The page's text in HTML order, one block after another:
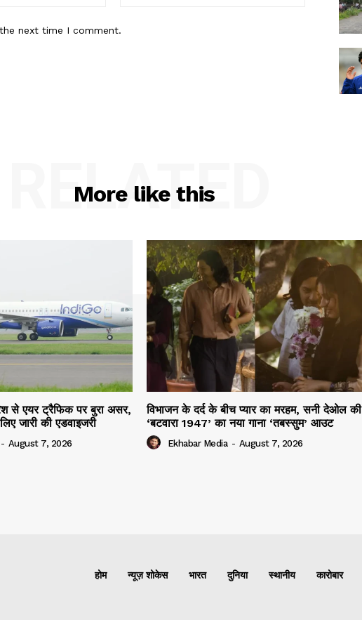
next time I comment.
More like this
RELATED
से एयर ट्रैफिक पर बुरा असर,
जारी की एडवाइजरी
- August 7, 2026
विभाजन के दर्द के बीच प्यार का मरहम, सनी देओल की
‘बटवारा 1947’ का नया गाना ‘तबस्सुम’ आउट
Ekhabar Media - August 7, 2026
होम न्यूज़ शोकेस भारत दुनिया स्थानीय कारोबार